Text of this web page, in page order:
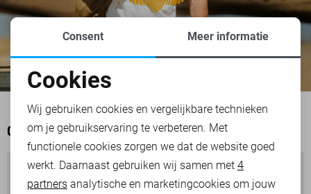
OOK HET BEKIJKEN WAARD
Noodzakelijke cookies
Personalisatie cookies
Analytische cookies
Consent Meer informatie
Cookies
Wij gebruiken cookies en vergelijkbare technieken
om je gebruikservaring te verbeteren. Met
functionele cookies zorgen we dat de website goed
werkt. Daarnaast gebruiken wij samen met 4
partners analytische en marketingcookies om jouw